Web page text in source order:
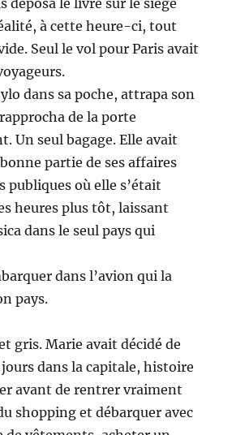
à cette heure-ci, tout
Seul le vol pour Paris avait
dans sa poche, attrapa son
de la porte
Un seul bagage. Elle avait
partie de ses affaires
publiques où elle s’était
heures plus tôt, laissant
dans le seul pays qui
dans l’avion qui la
pays.
gris. Marie avait décidé de
jours dans la capitale, histoire
avant de rentrer vraiment
shopping et débarquer avec